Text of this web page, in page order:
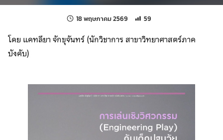
18 พฤษภาคม 2569 แก้ไขล่าสุดเมื่อ:
จำนวนการเข้าชม 59 ครั้ง
59
โดย แคทลียา จักขุจันทร์ (นักวิชาการ สาขาวิทยาศาสตร์ภาค
บังคับ)